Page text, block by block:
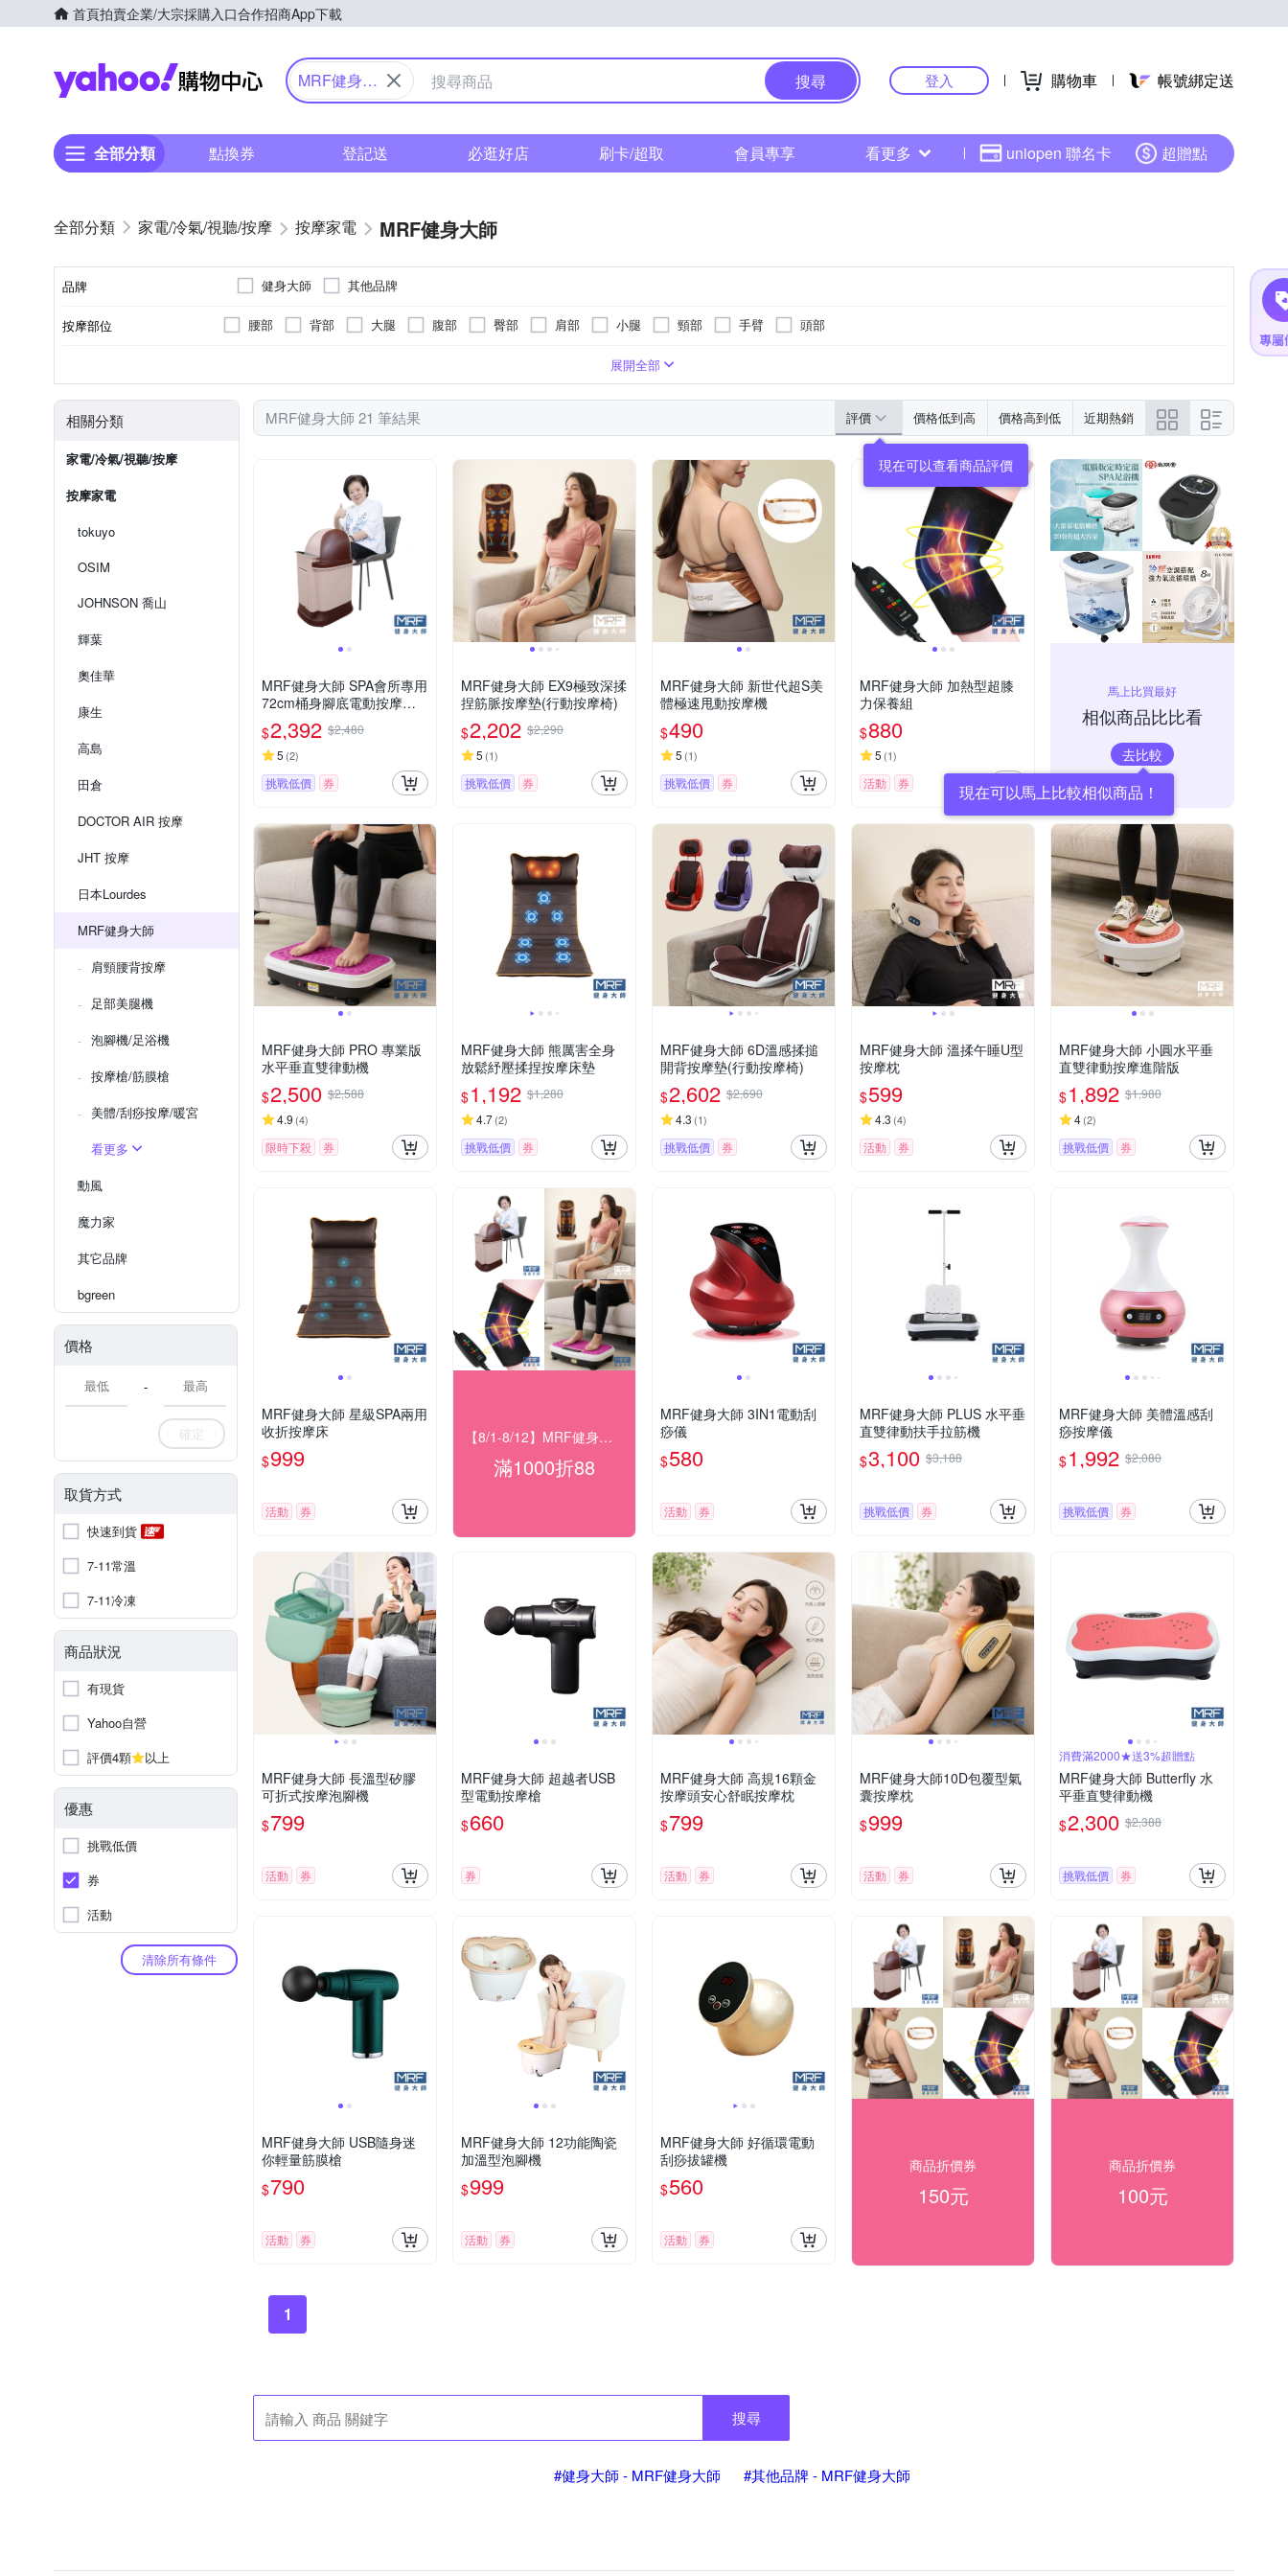
首頁拍賣企業/大宗採購入口合作招商App下載
Yahoo購物中心
MRF健身大
搜尋 登入 購物車 帳號綁定送
全部分類 點換券 登記送 必逛好店 刷卡/超取 會員專享 看更多 uniopen 聯名卡 超贈點
家電/冷氣/視聽/按摩 按摩家電 MRF健身大師
品牌 健身大師 其他品牌
按摩部位 腰部 背部 大腿 腹部 臀部 肩部 小腿 頸部 手臂 頭部
指壓式
展開全部
相關分類
家電/冷氣/視聽/按摩
按摩家電
tokuyo
OSIM
JOHNSON 喬山
輝葉
奧佳華
康生
高島
田倉
DOCTOR AIR 按摩
JHT 按摩
日本Lourdes
MRF健身大師
肩頸腰背按摩
足部美腿機
泡腳機/足浴機
按摩槍/筋膜槍
美體/刮痧按摩/暖宮
看更多
勳風
魔力家
其它品牌
bgreen
價格
-
確定
取貨方式
快速到貨
7-11常溫
7-11冷凍
商品狀況
有現貨
Yahoo自營
評價4顆
以上
優惠
挑戰低價
券
活動
清除所有條件
MRF健身大師 21 筆結果 評價 價格低到高 價格高到低 近期熱銷
現在可以查看商品評價
MRF健身大師 SPA會所專用
72cm桶身腳底電動按摩泡
腳機
$2,392 $2,480
5 (2)
挑戰低價 券
MRF健身大師 EX9極致深揉
捏筋脈按摩墊(行動按摩椅)
$2,202 $2,290
5 (1)
挑戰低價 券
MRF健身大師 新世代超S美
體極速甩動按摩機
$490
5 (1)
挑戰低價 券
MRF健身大師 加熱型超膝
力保養組
$880
5 (1)
活動 券
馬上比買最好
相似商品比比看
去比較
現在可以馬上比較相似商品！
MRF健身大師 PRO 專業版
⽔平垂直雙律動機
$2,500 $2,588
4.9 (4)
限時下殺 券
MRF健身大師 熊厲害全身
放鬆紓壓揉捏按摩床墊
$1,192 $1,280
4.7(2)
挑戰低價 券
MRF健身大師 6D溫感揉搥
開背按摩墊(行動按摩椅)
$2,602 $2,690
4.3 (1)
挑戰低價 券
MRF健身大師 溫揉午睡U型
按摩枕
$599
4.3 (4)
活動 券
MRF健身大師 ⼩圓⽔平垂
直雙律動按摩進階版
$1,892 $1,980
4(2)
挑戰低價 券
MRF健身大師 星級SPA兩用
收折按摩床
$999
活動 券
【8/1-8/12】MRF健身大師 滿額現折
滿1000折88
MRF健身大師 3IN1電動刮
痧儀
$580
活動 券
MRF健身大師 PLUS ⽔平垂
直雙律動扶⼿拉筋機
$3,100 $3,188
挑戰低價 券
MRF健身大師 美體溫感刮
痧按摩儀
$1,992 $2,080
挑戰低價 券
MRF健身大師 長溫型矽膠
可折式按摩泡腳機
$799
活動 券
MRF健身大師 超越者USB
型電動按摩槍
$660
券
MRF健身大師 高規16顆金
按摩頭安心舒眠按摩枕
$799
活動 券
MRF健身大師10D包覆型氣
囊按摩枕
$999
活動 券
消費滿2000★送3%超贈點
MRF健身大師 Butterfly ⽔
平垂直雙律動機
$2,300 $2,388
挑戰低價 券
MRF健身大師 USB隨身迷
你輕量筋膜槍
$790
活動 券
MRF健身大師 12功能陶瓷
加溫型泡腳機
$999
活動 券
MRF健身大師 好循環電動
刮痧拔罐機
$560
活動 券
商品折價券
150元
商品折價券
100元
1
搜尋
#健身大師 - MRF健身大師 #其他品牌 - MRF健身大師